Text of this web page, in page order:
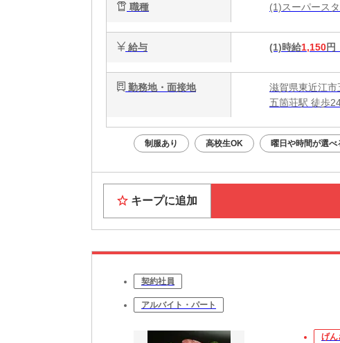
職種 (1)スーパース
給与 (1)時給1,150円
勤務地・面接地
滋賀県東近江
五箇荘駅 徒歩
制服あり 高校生OK 曜日や時間が選べ
キープに追加
契約社員
アルバイト・パート
げん